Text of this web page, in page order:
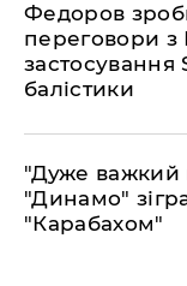
Федоров
переговори
застосування
балістики
"Дуже важкий
"Динамо"
"Карабахом"